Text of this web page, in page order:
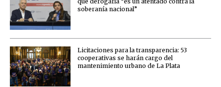
soberanía nacional”
Licitaciones para la transparencia: 53
cooperativas se harán cargo del
mantenimiento urbano de La Plata